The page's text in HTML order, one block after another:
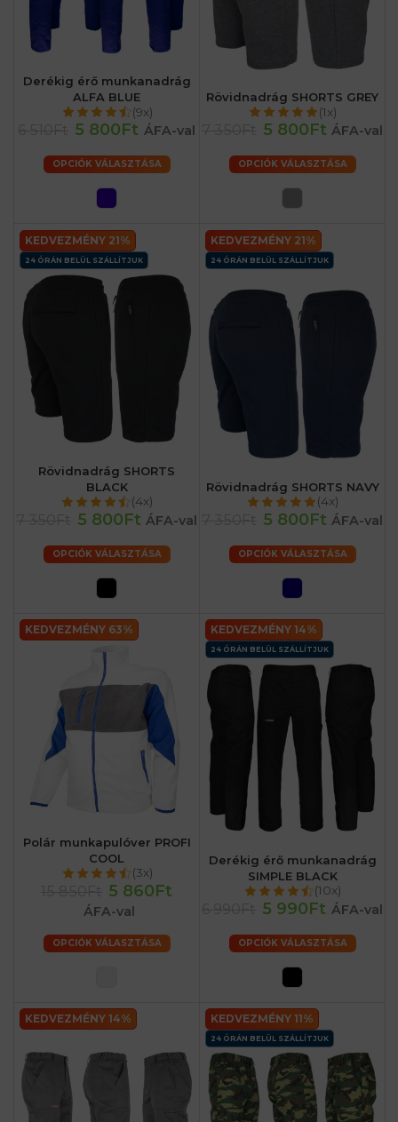
Derékig érő munkanadrág
ALFA BLUE
(9x)
5 800Ft ÁFA-val
OPCIÓK VÁLASZTÁSA
Rövidnadrág SHORTS GREY
(1x)
5 800Ft ÁFA-val
OPCIÓK VÁLASZTÁSA
KEDVEZMÉNY 21%
24 ÓRÁN BELÜL SZÁLLÍTJUK
Rövidnadrág SHORTS
BLACK
(4x)
5 800Ft ÁFA-val
OPCIÓK VÁLASZTÁSA
KEDVEZMÉNY 21%
24 ÓRÁN BELÜL SZÁLLÍTJUK
Rövidnadrág SHORTS NAVY
(4x)
5 800Ft ÁFA-val
OPCIÓK VÁLASZTÁSA
KEDVEZMÉNY 63%
Polár munkapulóver PROFI
COOL
(3x)
5 860Ft
ÁFA-val
OPCIÓK VÁLASZTÁSA
KEDVEZMÉNY 14%
24 ÓRÁN BELÜL SZÁLLÍTJUK
Derékig érő munkanadrág
SIMPLE BLACK
(10x)
5 990Ft ÁFA-val
OPCIÓK VÁLASZTÁSA
KEDVEZMÉNY 14% KEDVEZMÉNY 11%
24 ÓRÁN BELÜL SZÁLLÍTJUK